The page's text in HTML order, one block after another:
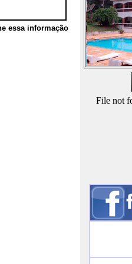
essa informação